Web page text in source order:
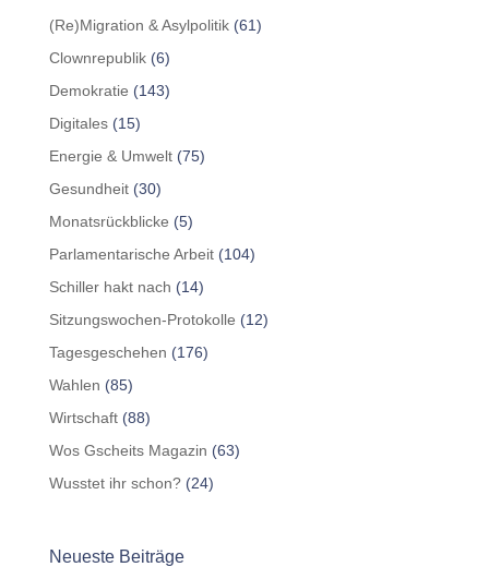
(Re)Migration & Asylpolitik(61)
Clownrepublik(6)
Demokratie (143)
Digitales(15)
Energie & Umwelt(75)
Gesundheit(30)
Monatsrückblicke (5)
Parlamentarische Arbeit(104)
Schiller hakt nach (14)
Sitzungswochen-Protokolle (12)
Tagesgeschehen (176)
Wahlen (85)
Wirtschaft(88)
Wos Gscheits Magazin (63)
Wusstet ihr schon?(24)
Neueste Beiträge